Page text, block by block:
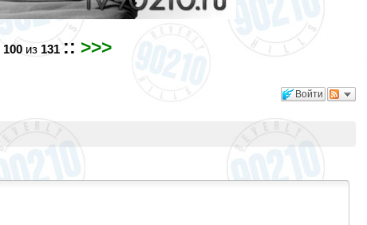
100 из 131 :: >>>
Войти